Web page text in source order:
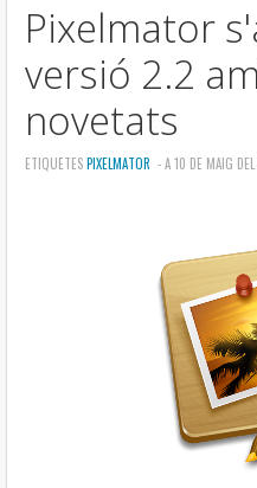
Pixelmator
versió 2.2
novetats
ETIQUETESPIXELMATOR - A 10 DE MAIG